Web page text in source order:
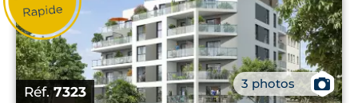
Réf.7323 3 photos
📷